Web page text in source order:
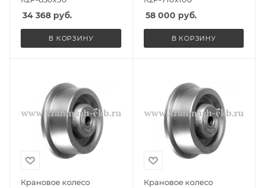
34 368 руб.
В КОРЗИНУ
58 000 руб.
В КОРЗИНУ
Крановое колесо
Крановое колесо